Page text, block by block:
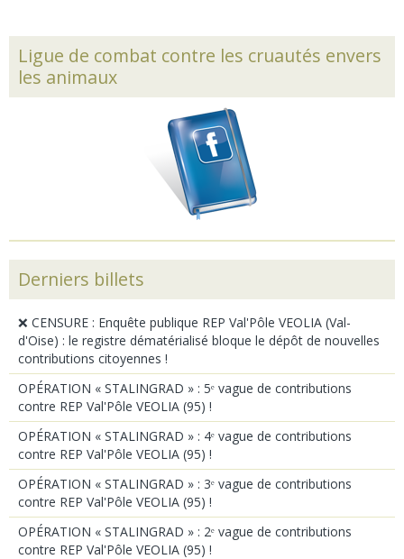
Ligue de combat contre les cruautés envers
les animaux
Derniers billets
❌ CENSURE : Enquête publique REP Val'Pôle VEOLIA (Val-
d'Oise) : le registre dématérialisé bloque le dépôt de nouvelles
contributions citoyennes !
OPÉRATION « STALINGRAD » : 5ᵉ vague de contributions
contre REP Val'Pôle VEOLIA (95) !
OPÉRATION « STALINGRAD » : 4ᵉ vague de contributions
contre REP Val'Pôle VEOLIA (95) !
OPÉRATION « STALINGRAD » : 3ᵉ vague de contributions
contre REP Val'Pôle VEOLIA (95) !
OPÉRATION « STALINGRAD » : 2ᵉ vague de contributions
contre REP Val'Pôle VEOLIA (95) !